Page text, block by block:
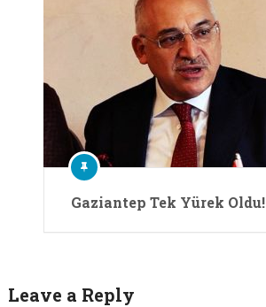
Gaziantep Tek Yürek Oldu!
Leave a Reply